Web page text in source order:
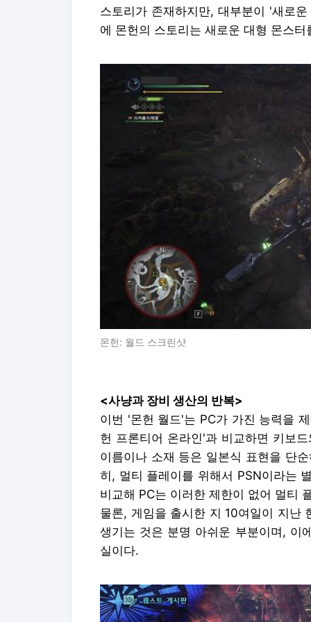
스토리가 존재하지만, 대부분이 '새로
에 몬헌의 스토리는 새로운 대형 몬스
몬헌: 월드 스크린샷
<사냥과 장비 생산의 반복>
이번 '몬헌 월드'는 PC가 가진 능력을
헌 프론티어 온라인'과 비교하면 키보
이름이나 소재 등은 일본식 표현을 단
히, 멀티 플레이를 위해서 PSN이라는
비교해 PC는 이러한 제한이 없어 멀티
물론, 게임을 출시한 지 10여일이 지난
생기는 것은 분명 아쉬운 부분이며, 이
실이다.